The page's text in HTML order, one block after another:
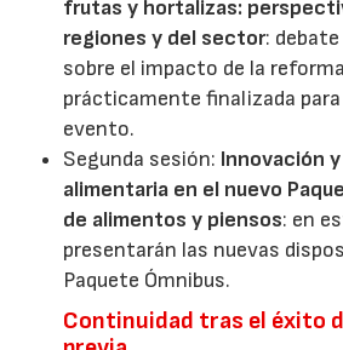
frutas y hortalizas:
regiones y del sector:
sobre el impacto de la
prácticamente finalizada
evento.
Segunda sesión: Innovación
alimentaria en el nuevo
de alimentos y piensos: en
presentarán las nuevas
Paquete Ómnibus.
Continuidad tras el éxito